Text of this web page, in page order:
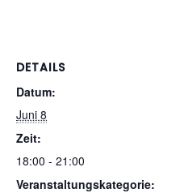
DETAILS
Datum:
Juni 8
Zeit:
18:00 - 21:00
Veranstaltungskategorie: